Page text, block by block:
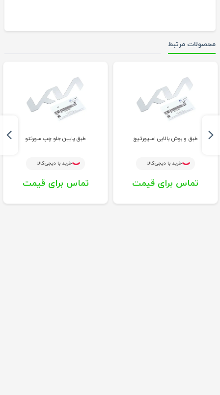
محصولات مرتبط
طبق و بوش بالایی اسپورتیج
خرید با دیجی‌کالا
تماس برای قیمت
طبق پایین جلو چپ سورنتو
خرید با دیجی‌کالا
تماس برای قیمت